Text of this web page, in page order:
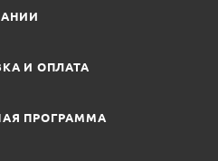
И ОПЛАТА
ПРОГРАММА